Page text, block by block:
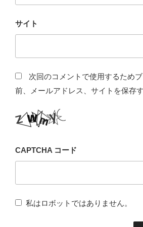
サイト
次回のコメントで使用するため
前、メールアドレス、サイトを保存す
CAPTCHA コード
私はロボットではありません。